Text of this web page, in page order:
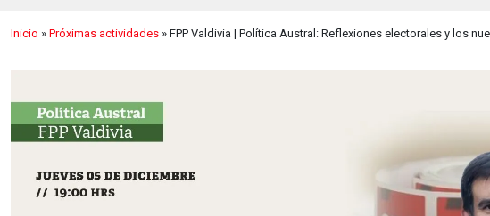
Inicio » Próximas actividades » FPP Valdivia | Política Austral: Reflexiones electorales y los